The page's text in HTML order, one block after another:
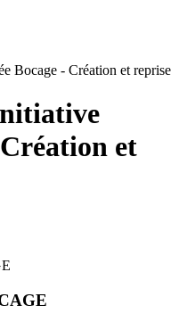
Bocage - Création et reprise
et